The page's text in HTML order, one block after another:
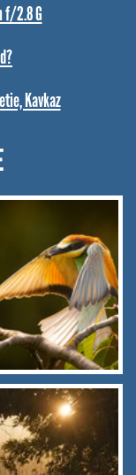
f/2.8 G
Kavkaz